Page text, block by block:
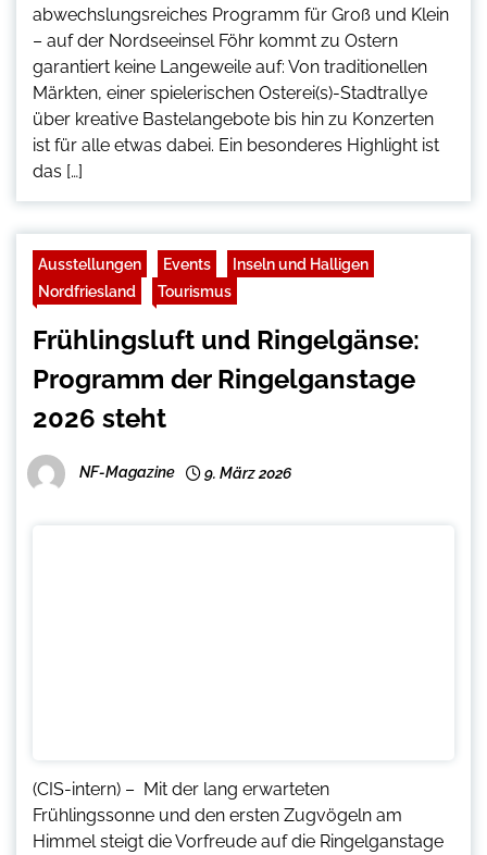
abwechslungsreiches Programm für Groß und Klein
– auf der Nordseeinsel Föhr kommt zu Ostern
garantiert keine Langeweile auf: Von traditionellen
Märkten, einer spielerischen Osterei(s)-Stadtrallye
über kreative Bastelangebote bis hin zu Konzerten
ist für alle etwas dabei. Ein besonderes Highlight ist
das […]
Ausstellungen Events
Inseln und Halligen
Nordfriesland
Tourismus
Frühlingsluft und Ringelgänse:
Programm der Ringelganstage
2026 steht
NF-Magazine 9. März 2026
(CIS-intern) – Mit der lang erwarteten
Frühlingssonne und den ersten Zugvögeln am
Himmel steigt die Vorfreude auf die Ringelganstage